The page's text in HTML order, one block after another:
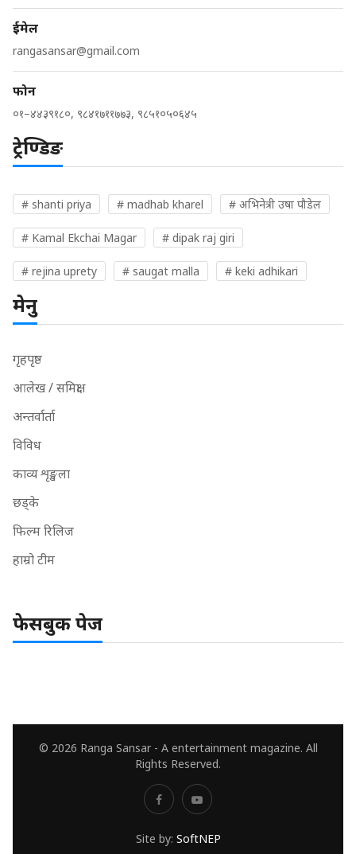
ईमेल
rangasansar@gmail.com
फोन
०१–४४३९१८०, ९८४१७११७७३, ९८५१०५०६४५
ट्रेण्डिङ
# shanti priya # madhab kharel # अभिनेत्री उषा पौडेल
# Kamal Ekchai Magar # dipak raj giri
# rejina uprety # saugat malla # keki adhikari
मेनु
गृहपृष्ठ
आलेख / समिक्षा
अन्तर्वार्ता
विविध
काव्य शृङ्खला
छड्के
फिल्म रिलिज
हाम्रो टीम
फेसबुक पेज
© 2026 Ranga Sansar - A entertainment magazine. All
Rights Reserved.
Site by: SoftNEP